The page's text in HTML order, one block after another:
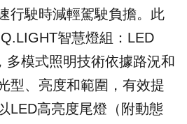
行駛時減輕駕駛負擔。此
智慧燈組：LED
多模式照明技術依據路況和
型、亮度和範圍，有效提
LED高亮度尾燈（附動態